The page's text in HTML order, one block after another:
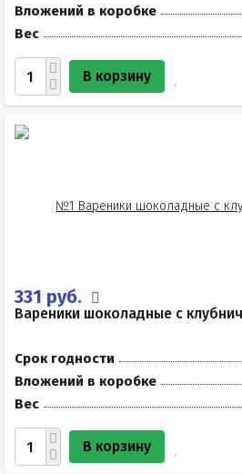
Вложений в коробке
Вес
В корзину
331 руб.
Вареники шоколадные с
Срок годности
Вложений в коробке
Вес
В корзину